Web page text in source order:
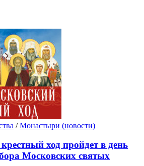
/Монастыри (новости)
ход пройдет в день
Московских святых